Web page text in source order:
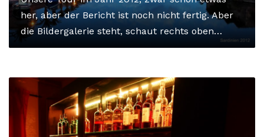
her, aber der Bericht ist noch nicht fertig. Aber
die Bildergalerie steht, schaut rechts oben…